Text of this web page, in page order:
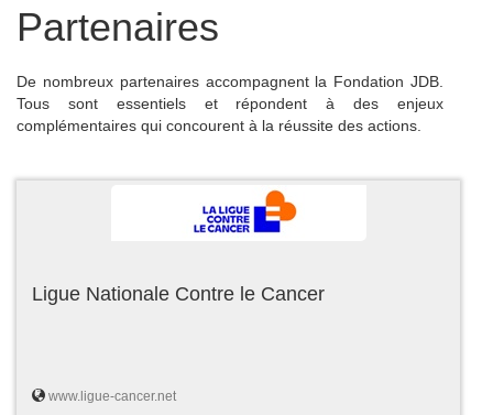
Partenaires
De nombreux partenaires accompagnent la Fondation JDB.
Tous sont essentiels et répondent à des enjeux
complémentaires qui concourent à la réussite des actions.
Ligue Nationale Contre le Cancer
www.ligue-cancer.net